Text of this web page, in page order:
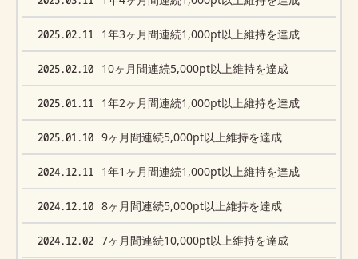
2025.02.11 1年3ヶ月間連続1,000pt以上維持を達成
2025.02.10 10ヶ月間連続5,000pt以上維持を達成
2025.01.11 1年2ヶ月間連続1,000pt以上維持を達成
2025.01.10 9ヶ月間連続5,000pt以上維持を達成
2024.12.11 1年1ヶ月間連続1,000pt以上維持を達成
2024.12.10 8ヶ月間連続5,000pt以上維持を達成
2024.12.02 7ヶ月間連続10,000pt以上維持を達成